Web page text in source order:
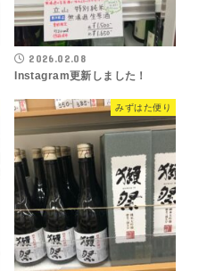
2026.02.08
Instagram更新しました！
みずはた便り